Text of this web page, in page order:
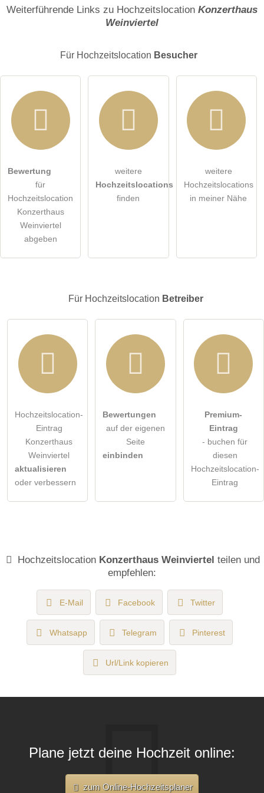
E-Mail-Adresse (wird nicht veröffentlicht)
Die Datenschutzerklärung habe ich zur Kenntnis genommen.
öffentliche Frage stellen
Hinweis:Bitte beachten Sie, öffentliche Fragen sind
Besucher sichtbar
.
Weiterführende Links zu Hochzeitslocation Konzerthaus
Weinviertel
Für Hochzeitslocation Besucher
Bewertung
für
Hochzeitslocation
Konzerthaus
Weinviertel
abgeben
weitere
Hochzeitslocations
finden
weitere
Hochzeitslocations
in meiner Nähe
Für Hochzeitslocation Betreiber
Hochzeitslocation-
Eintrag
Konzerthaus
Weinviertel
aktualisieren
oder verbessern
Bewertungen
auf der eigenen
Seite
einbinden
Premium-
Eintrag
- buchen für
diesen
Hochzeitslocation-
Eintrag
Hochzeitslocation Konzerthaus Weinviertel teilen und
empfehlen:
E-Mail Facebook Twitter
Whatsapp Telegram Pinterest
Url/Link kopieren
Plane jetzt deine Hochzeit online:
zum Online-Hochzeitsplaner